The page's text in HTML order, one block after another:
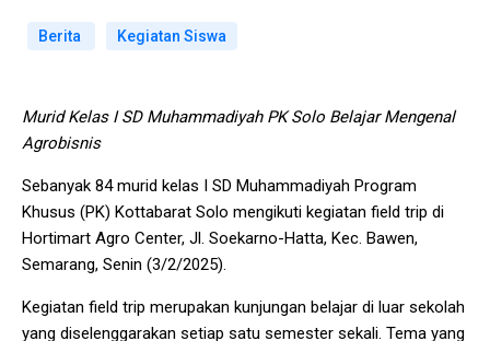
Berita Kegiatan Siswa
Murid Kelas I SD Muhammadiyah PK Solo Belajar Mengenal
Agrobisnis
Sebanyak 84 murid kelas I SD Muhammadiyah Program
Khusus (PK) Kottabarat Solo mengikuti kegiatan field trip di
Hortimart Agro Center, Jl. Soekarno-Hatta, Kec. Bawen,
Semarang, Senin (3/2/2025).
Kegiatan field trip merupakan kunjungan belajar di luar sekolah
yang diselenggarakan setiap satu semester sekali. Tema yang